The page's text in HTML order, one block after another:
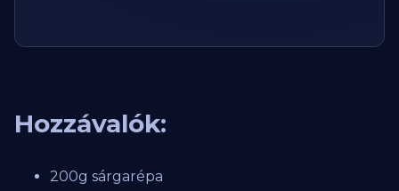
Hozzávalók:
200g sárgarépa